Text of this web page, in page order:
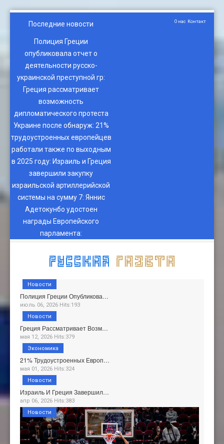
Последние новости
Полиция Греции
опубликовала отчет о
деятельности русско-
украинской преступной гр:
Греция рассматривает
возможность
дипломатического протеста
Украине после обнаруж: 21%
трудоустроенных европейцев
работали также по выходным
в 2025 году: Израиль и Греция
завершили закупку
израильской артиллерийской
системы на сумму 7: Яннис
Адетокунбо удостоен
награды Европейского
парламента:
О нас Контакт
Полиция Греции Опубликова…
июль 06, 2026 Hits:193
Новости
Греция Рассматривает Возм…
мая 12, 2026 Hits:379
Новости
21% Трудоустроенных Европ…
мая 01, 2026 Hits:324
Экономика
Израиль И Греция Завершил…
апр 06, 2026 Hits:383
Новости
Новости